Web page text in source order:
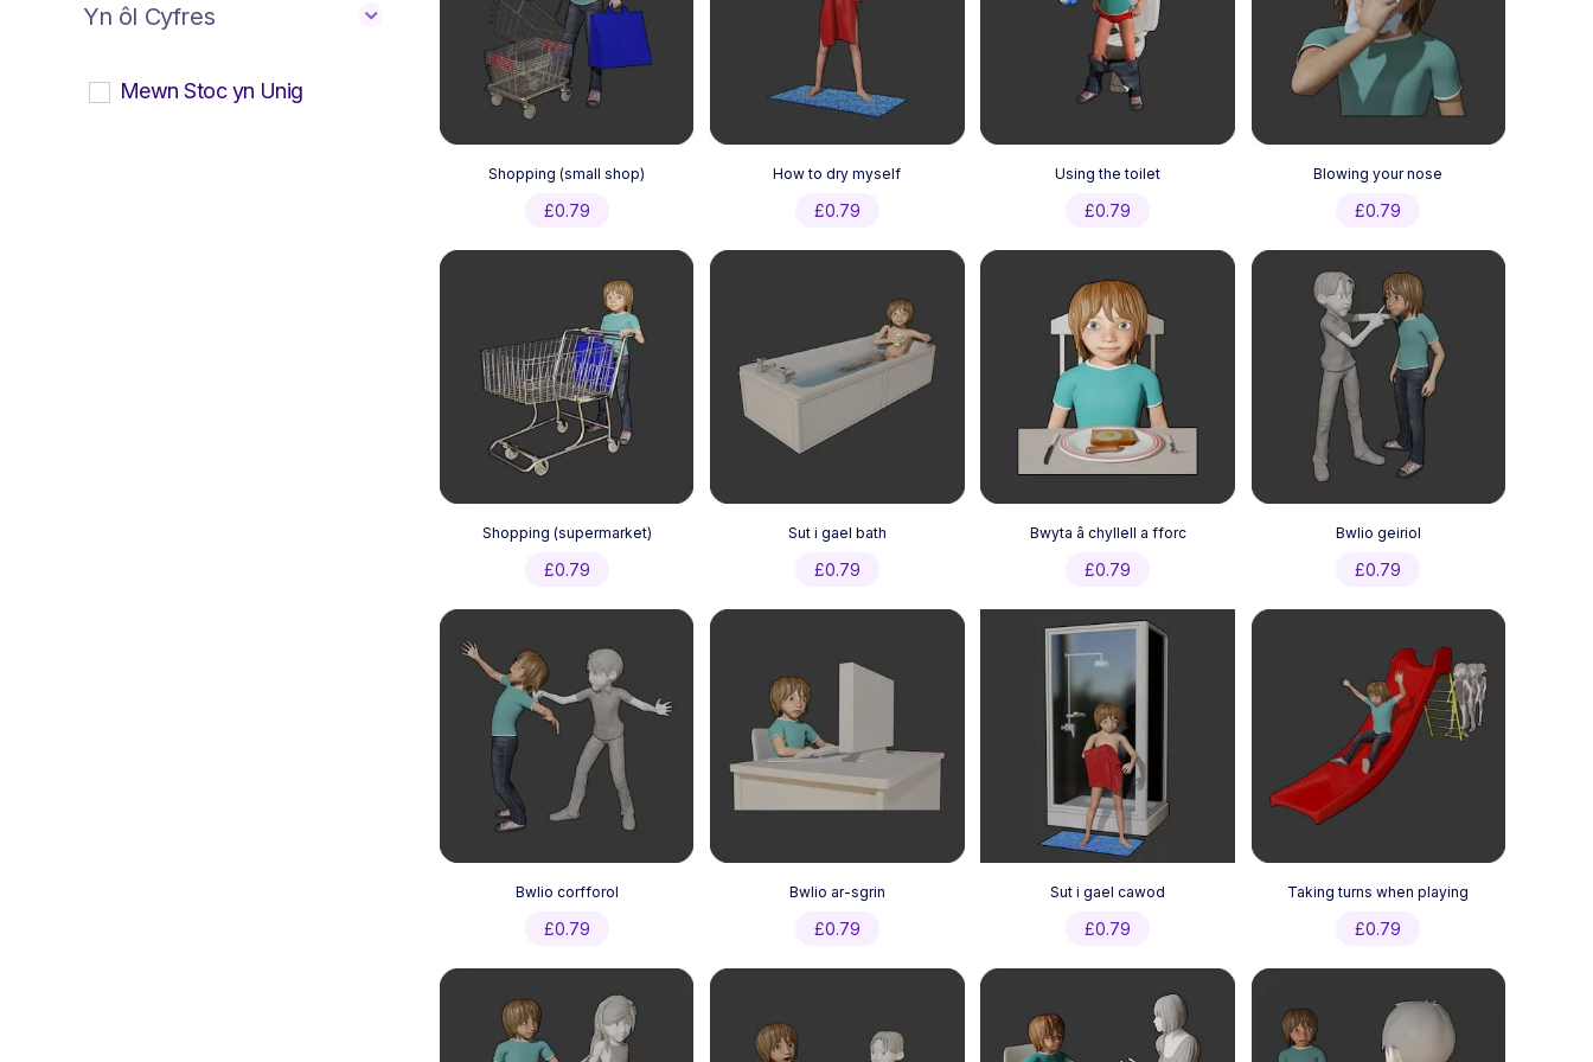
Yn ôl Cyfres
Mewn Stoc yn Unig
Shopping (small shop)
£0.79
How to dry myself
£0.79
Using the toilet
£0.79
Blowing your nose
£0.79
Shopping (supermarket)
£0.79
Sut i gael bath
£0.79
Bwyta â chyllell a fforc
£0.79
Bwlio geiriol
£0.79
Bwlio corfforol
£0.79
Bwlio ar-sgrin
£0.79
Sut i gael cawod
£0.79
Taking turns when playing
£0.79